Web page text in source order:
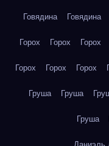
Говядина Говядина
Горох Горох Горох
Горох Горох Горох
Груша Груша
Груша